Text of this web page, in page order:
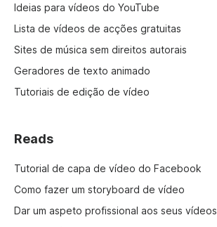
Ideias para vídeos do YouTube
Lista de vídeos de acções gratuitas
Sites de música sem direitos autorais
Geradores de texto animado
Tutoriais de edição de vídeo
Reads
Tutorial de capa de vídeo do Facebook
Como fazer um storyboard de vídeo
Dar um aspeto profissional aos seus vídeos